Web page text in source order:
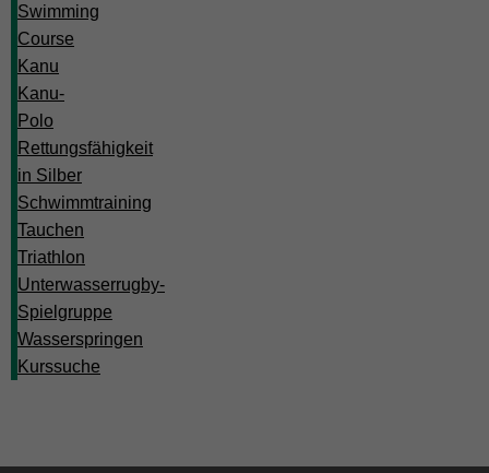
Swimming
Course
Kanu
Kanu-
Polo
Rettungsfähigkeit
in Silber
Schwimmtraining
Tauchen
Triathlon
Unterwasserrugby-
Spielgruppe
Wasserspringen
Kurssuche